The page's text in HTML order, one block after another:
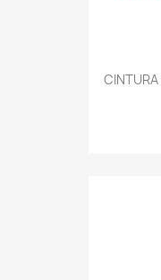
CINTURA